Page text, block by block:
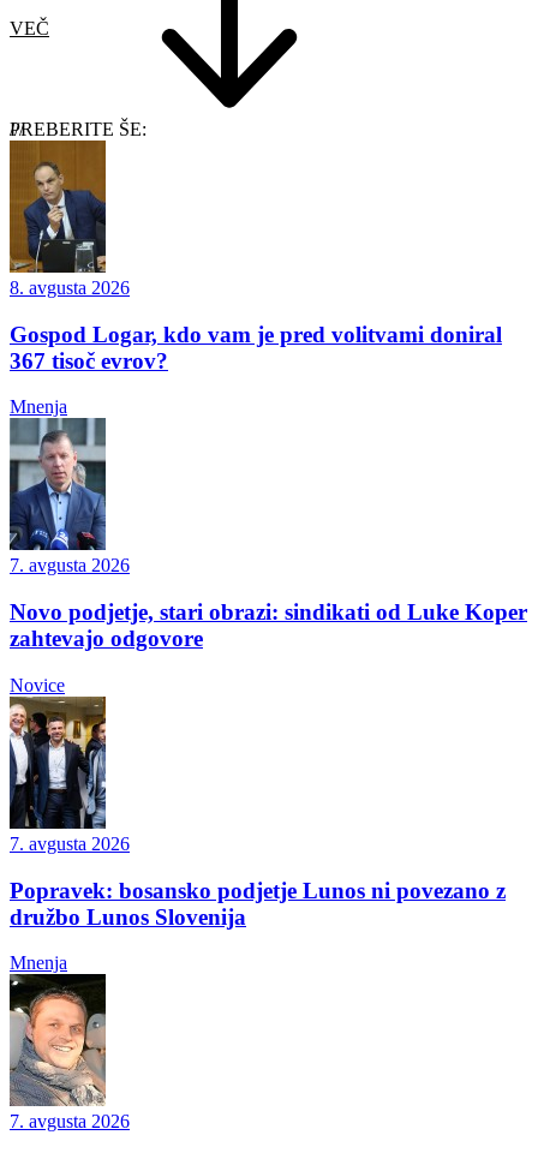
VEČ
PREBERITE ŠE:
8. avgusta 2026
Gospod Logar, kdo vam je pred volitvami doniral
367 tisoč evrov?
Mnenja
7. avgusta 2026
Novo podjetje, stari obrazi: sindikati od Luke Koper
zahtevajo odgovore
Novice
7. avgusta 2026
Popravek: bosansko podjetje Lunos ni povezano z
družbo Lunos Slovenija
Mnenja
7. avgusta 2026